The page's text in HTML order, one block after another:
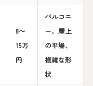
8〜
15万
円
バルコニ
ー、屋上
の平場、
複雑な形
状